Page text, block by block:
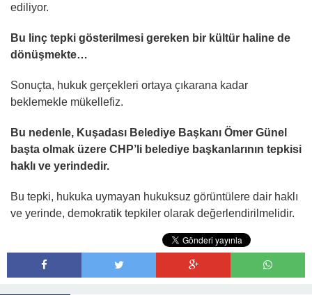
ediliyor.
Bu linç tepki gösterilmesi gereken bir kültür haline de
dönüşmekte…
Sonuçta, hukuk gerçekleri ortaya çıkarana kadar
beklemekle mükellefiz.
Bu nedenle, Kuşadası Belediye Başkanı Ömer Günel
başta olmak üzere CHP’li belediye başkanlarının tepkisi
haklı ve yerindedir.
Bu tepki, hukuka uymayan hukuksuz görüntülere dair haklı
ve yerinde, demokratik tepkiler olarak değerlendirilmelidir.